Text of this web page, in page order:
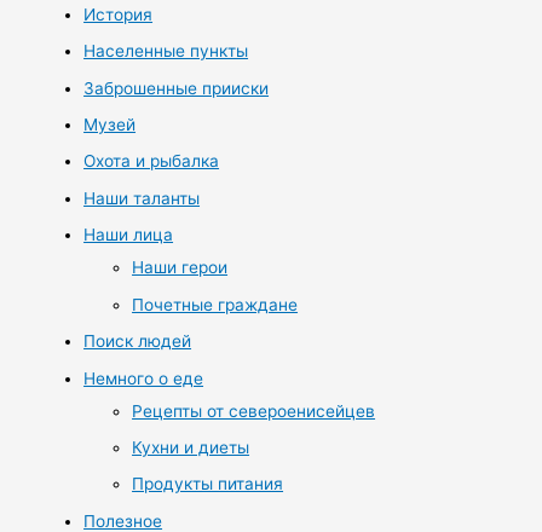
История
Населенные пункты
Заброшенные прииски
Музей
Охота и рыбалка
Наши таланты
Наши лица
Наши герои
Почетные граждане
Поиск людей
Немного о еде
Рецепты от североенисейцев
Кухни и диеты
Продукты питания
Полезное